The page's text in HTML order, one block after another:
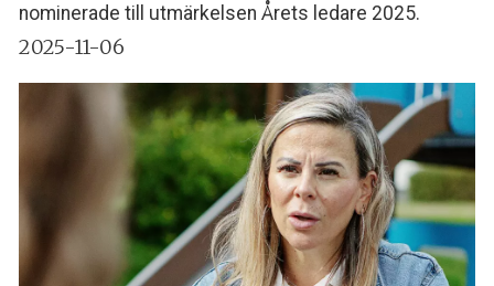
nominerade till utmärkelsen Årets ledare 2025.
2025-11-06